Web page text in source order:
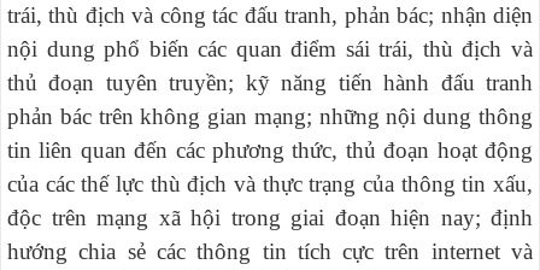
trái, thù địch và công tác đấu tranh, phản bác; nhận diện
nội dung phổ biến các quan điểm sái trái, thù địch và
thủ đoạn tuyên truyền; kỹ năng tiến hành đấu tranh
phản bác trên không gian mạng; những nội dung thông
tin liên quan đến các phương thức, thủ đoạn hoạt động
của các thế lực thù địch và thực trạng của thông tin xấu,
độc trên mạng xã hội trong giai đoạn hiện nay; định
hướng chia sẻ các thông tin tích cực trên internet và